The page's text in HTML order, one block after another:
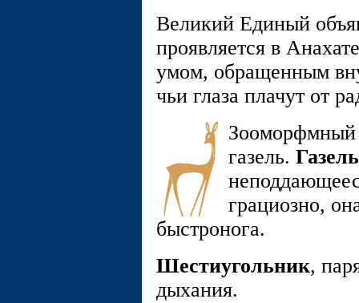
Великий Единый
проявляется в
умом, обращенным
чьи глаза плачут от
Зооморфмный
газель. Газель
грациозно,
быстронога.
Шестиугольник,
дыхания.